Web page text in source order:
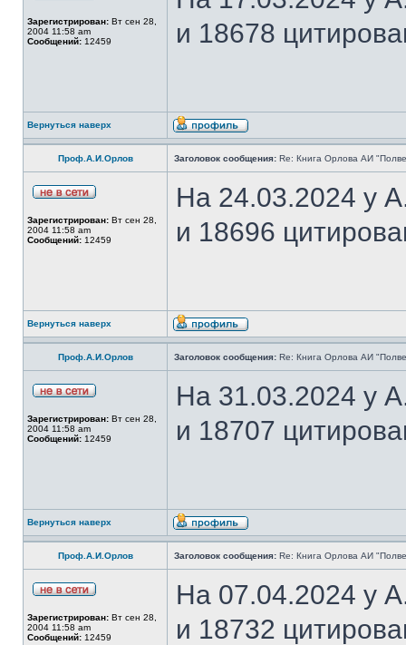
Зарегистрирован: Вт сен 28,
2004 11:58 am
Сообщений: 12459
и 18678
Вернуться наверх
Проф.А.И.Орлов Заголовок сообщения: Re: Книга Орлова АИ
Зарегистрирован: Вт сен 28,
2004 11:58 am
Сообщений: 12459
На 24.03.2024 у
и 18696
Вернуться наверх
Проф.А.И.Орлов Заголовок сообщения: Re: Книга Орлова АИ
Зарегистрирован: Вт сен 28,
2004 11:58 am
Сообщений: 12459
На 31.03.2024 у
и 18707
Вернуться наверх
Проф.А.И.Орлов Заголовок сообщения: Re: Книга Орлова АИ
Зарегистрирован: Вт сен 28,
2004 11:58 am
Сообщений: 12459
На 07.04.2024 у
и 18732